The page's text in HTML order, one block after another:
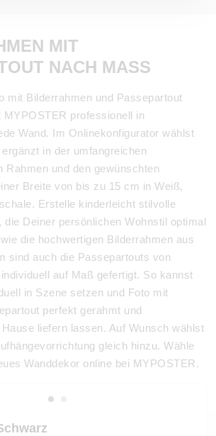
MIT
NACH MASS
mit Bilderrahmen und Passepartout
professionell in
Wand. Im Onlinekonfigurator wählst
in der umfangreichen
Rahmen und den gewünschten
Breite von bis zu 15 cm in Weiß,
Erstelle kinderleicht stilvolle
die Deiner persönlichen Wohnstil optimal
die hochwertigen Bilderrahmen aus
sind auch die Passepartouts von
auf Maß gefertigt. So kannst
in Szene setzen und Foto mit
perfekt gerahmt und
liefern lassen. Auf Wunsch wählst
gleich hinzu. Wähle
Wanddekor online bei MYPOSTER.